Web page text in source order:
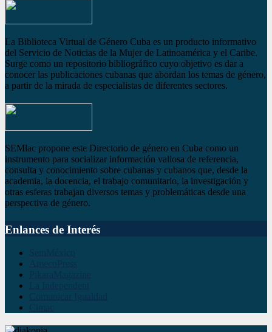
La Biblioteca Virtual de Género Cuba es un producto informativo
del Servicio de Noticias de la Mujer de Latinoamérica y el Caribe.
Surge como un repositorio bibliográfico cuyo objetivo es dar a
conocer las publicaciones cubanas que abordan los temas de género,
a partir de la mirada de especialistas de diferentes sectores.
SEMlac propone este Directorio de género en Cuba como un
instrumento para socializar información valiosa de referencia,
consulta y conocimiento sobre cubanas y cubanos que, desde la
academia, la docencia, el trabajo comunitario, la investigación y
otras esferas trabajan diversos temas y problemáticas desde una
perspectiva de género.
Enlances de Interés